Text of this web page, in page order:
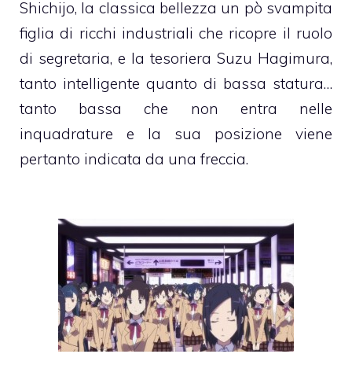
Shichijo, la classica bellezza un pò svampita
figlia di ricchi industriali che ricopre il ruolo
di segretaria, e la tesoriera Suzu Hagimura,
tanto intelligente quanto di bassa statura…
tanto bassa che non entra nelle
inquadrature e la sua posizione viene
pertanto indicata da una freccia.